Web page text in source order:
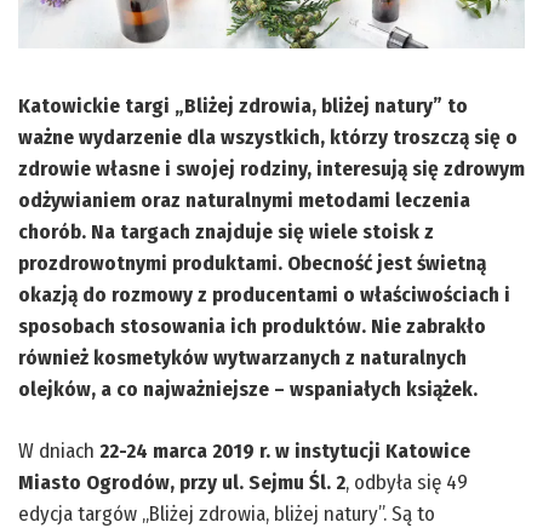
Katowickie targi „Bliżej zdrowia, bliżej natury” to
ważne wydarzenie dla wszystkich, którzy troszczą się o
zdrowie własne i swojej rodziny, interesują się zdrowym
odżywianiem oraz naturalnymi metodami leczenia
chorób. Na targach znajduje się wiele stoisk z
prozdrowotnymi produktami. Obecność jest świetną
okazją do rozmowy z producentami o właściwościach i
sposobach stosowania ich produktów. Nie zabrakło
również kosmetyków wytwarzanych z naturalnych
olejków, a co najważniejsze – wspaniałych książek.
W dniach 22-24 marca 2019 r. w instytucji Katowice
Miasto Ogrodów, przy ul. Sejmu Śl. 2, odbyła się 49
edycja targów „Bliżej zdrowia, bliżej natury”. Są to